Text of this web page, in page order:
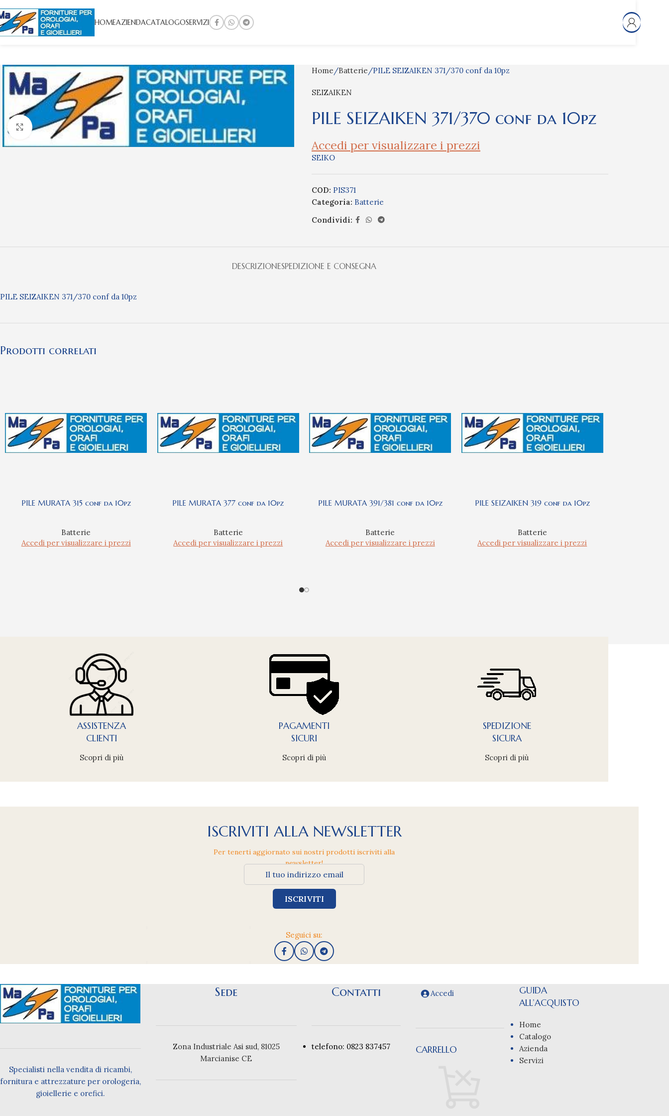
HOMEAZIENDACATALOGOSERVIZI
Click to enlarge
Home Batterie PILE SEIZAIKEN 371/370 conf da 10pz
SEIZAIKEN
PILE SEIZAIKEN 371/370 conf da 10pz
Accedi per visualizzare i prezzi
SEIKO
COD: PIS371
Categoria: Batterie
Condividi:
DESCRIZIONESPEDIZIONE E CONSEGNA
PILE SEIZAIKEN 371/370 conf da 10pz
Prodotti correlati
PILE MURATA 315 conf da 10pz
Batterie
Accedi per visualizzare i prezzi
PILE MURATA 377 conf da 10pz
Batterie
Accedi per visualizzare i prezzi
PILE MURATA 391/381 conf da 10pz
Batterie
Accedi per visualizzare i prezzi
PILE SEIZAIKEN 319 conf da 10pz
Batterie
Accedi per visualizzare i prezzi
ASSISTENZA
CLIENTI
Scopri di più
PAGAMENTI
SICURI
Scopri di più
SPEDIZIONE
SICURA
Scopri di più
ISCRIVITI ALLA NEWSLETTER
Per tenerti aggiornato sui nostri prodotti iscriviti alla
newsletter!
Seguici su:
Specialisti nella vendita di ricambi,
fornitura e attrezzature per orologeria,
gioiellerie e orefici.
Sede
Zona Industriale Asi sud, 81025
Marcianise CE
Contatti
telefono: 0823 837457
Accedi
CARRELLO
GUIDA
ALL’ACQUISTO
Home
Catalogo
Azienda
Servizi